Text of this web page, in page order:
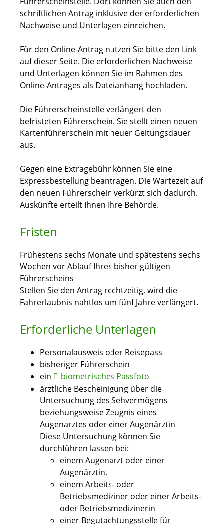
schriftlichen Antrag inklusive der erforderlichen
Nachweise und Unterlagen einreichen.
Für den Online-Antrag nutzen Sie bitte den Link
auf dieser Seite. Die erforderlichen Nachweise
und Unterlagen können Sie im Rahmen des
Online-Antrages als Dateianhang hochladen.
Die Führerscheinstelle verlängert den
befristeten Führerschein. Sie stellt einen neuen
Kartenführerschein mit neuer Geltungsdauer
aus.
Gegen eine Extragebühr können Sie eine
Expressbestellung beantragen. Die Wartezeit auf
den neuen Führerschein verkürzt sich dadurch.
Auskünfte erteilt Ihnen Ihre Behörde.
Fristen
Frühestens sechs Monate und spätestens sechs
Wochen vor Ablauf Ihres bisher gültigen
Führerscheins
Stellen Sie den Antrag rechtzeitig, wird die
Fahrerlaubnis nahtlos um fünf Jahre verlängert.
Erforderliche Unterlagen
Personalausweis oder Reisepass
bisheriger Führerschein
ein
biometrisches Passfoto
ärztliche Bescheinigung über die
Untersuchung des Sehvermögens
beziehungsweise Zeugnis eines
Augenarztes oder einer Augenärztin
Diese Untersuchung können Sie
durchführen lassen bei:
einem Augenarzt oder einer
Augenärztin,
einem Arbeits- oder
Betriebsmediziner oder einer Arbeits-
oder Betriebsmedizinerin
einer Begutachtungsstelle für